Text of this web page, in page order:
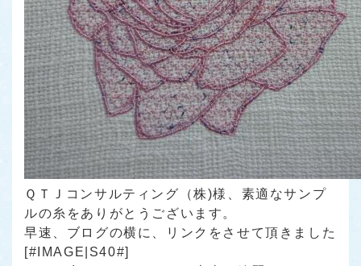
ＱＴＪコンサルティング（株)様、素適なサンプ
ルの糸をありがとうございます。
早速、ブログの横に、リンクをさせて頂きました
[#IMAGE|S40#]